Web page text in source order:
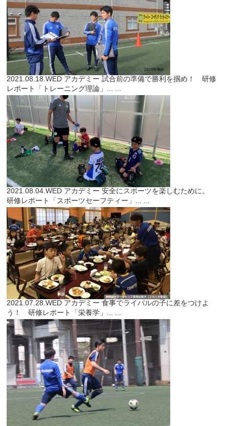
2021.08.18.WED アカデミー 試合前の準備で勝利を掴め！ 研修
レポート「トレーニング理論」... ...
2021.08.04.WED アカデミー 安全にスポーツを楽しむために。
研修レポート「スポーツセーフティー」... ...
2021.07.28.WED アカデミー 食事でライバルの子に差をつけよ
う！ 研修レポート「栄養学」... ...